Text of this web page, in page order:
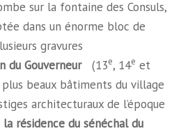
sur la fontaine des Consuls,
dans un énorme bloc de
gravures
du Gouverneur(13e, 14e et
plus beaux bâtiments du village
architecturaux de l’époque
la résidence du sénéchal du